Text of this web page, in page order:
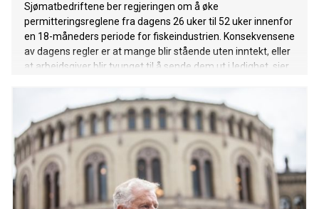
Sjømatbedriftene ber regjeringen om å øke
permitteringsreglene fra dagens 26 uker til 52 uker innenfor
en 18-måneders periode for fiskeindustrien. Konsekvensene
av dagens regler er at mange blir stående uten inntekt, eller
at arbeidsgiver blir tvunget til å sende dem ut i ledighet, sier